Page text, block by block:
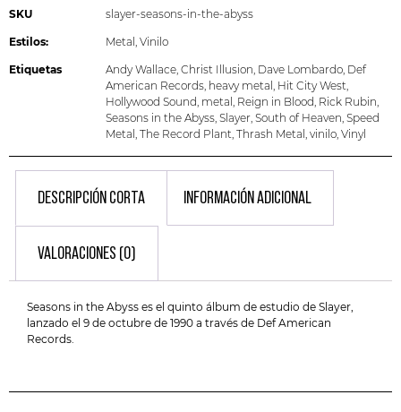
SKU slayer-seasons-in-the-abyss
Estilos: Metal , Vinilo
Etiquetas Andy Wallace, Christ Illusion, Dave Lombardo, Def
American Records, heavy metal , Hit City West,
Hollywood Sound, metal , Reign in Blood, Rick Rubin,
Seasons in the Abyss, Slayer, South of Heaven, Speed
Metal , The Record Plant, Thrash Metal , vinilo, Vinyl
DESCRIPCIÓN CORTA INFORMACIÓN ADICIONAL
VALORACIONES (0)
Seasons in the Abyss es el quinto álbum de estudio de Slayer,
lanzado el 9 de octubre de 1990 a través de Def American
Records.